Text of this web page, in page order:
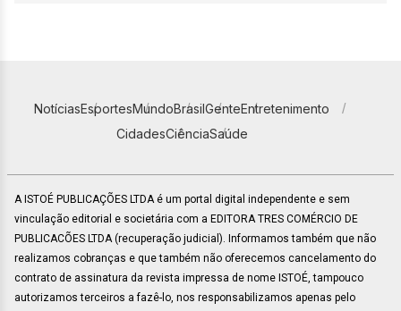
NotíciasEsportesMundoBrasilGenteEntretenimento
CidadesCiênciaSaúde
A ISTOÉ PUBLICAÇÕES LTDA é um portal digital independente e sem
vinculação editorial e societária com a EDITORA TRES COMÉRCIO DE
PUBLICACÕES LTDA (recuperação judicial). Informamos também que não
realizamos cobranças e que também não oferecemos cancelamento do
contrato de assinatura da revista impressa de nome ISTOÉ, tampouco
autorizamos terceiros a fazê-lo, nos responsabilizamos apenas pelo